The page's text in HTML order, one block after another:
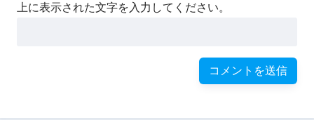
上に表示された文字を入力してください。